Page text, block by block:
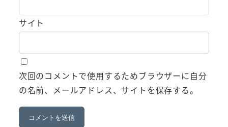
サイト
次回のコメントで使用するためブラウザーに自分
の名前、メールアドレス、サイトを保存する。